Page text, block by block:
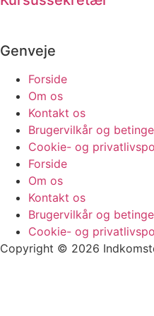
Genveje
Forside
Om os
Kontakt os
Brugervilkår og
Cookie- og
Forside
Om os
Kontakt os
Brugervilkår og
Cookie- og
Copyright © 2026